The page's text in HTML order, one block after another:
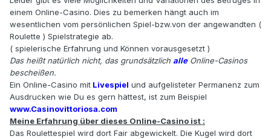
einem Online-Casino. Dies zu bemerken hängt auch im
wesentlichen vom persönlichen Spiel-bzw.von der angewandten (
Roulette ) Spielstrategie ab.
( spielerische Erfahrung und Können vorausgesetzt )
Das heißt natürlich nicht, das grundsätzlich alleOnline-Casinos
bescheißen.
Ein Online-Casino mit Livespiel und aufgelisteter Permanenz zum
Ausdrucken wie Du es gern hättest, ist zum Beispiel
www.Casinovittoriosa.com
Meine Erfahrung über dieses Online-Casino ist :
Das Roulettespiel wird dort Fair abgewickelt. Die Kugel wird dort